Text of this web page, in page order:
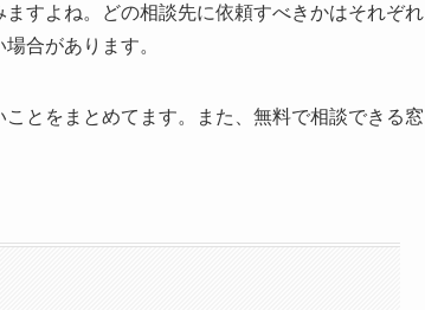
すよね。どの相談先に依頼すべきかはそれぞれ
合があります。
とをまとめてます。また、無料で相談できる窓